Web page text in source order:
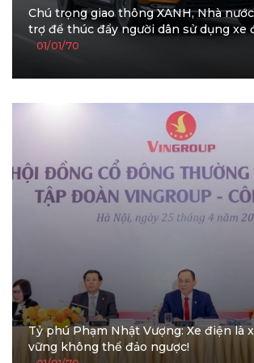
Chú trọng giao thông XANH, Nhà
trợ để thúc đẩy người dân sử dụng xe
01/01/70
Tỷ phú Phạm Nhật Vượng: Xe điện là
vững không thể đảo ngược!